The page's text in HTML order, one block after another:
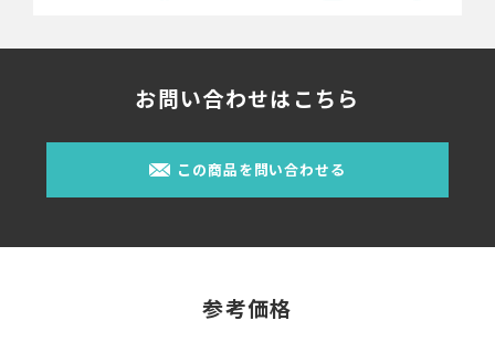
お問い合わせはこちら
この商品を問い合わせる
参考価格